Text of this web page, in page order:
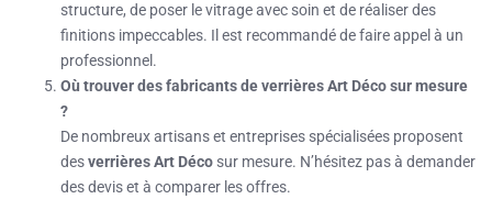
structure, de poser le vitrage avec soin et de réaliser des
finitions impeccables. Il est recommandé de faire appel à un
professionnel.
Où trouver des fabricants de verrières Art Déco sur mesure
?
De nombreux artisans et entreprises spécialisées proposent
desverrières Art Déco sur mesure. N’hésitez pas à demander
des devis et à comparer les offres.